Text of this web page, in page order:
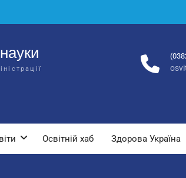
Освітній хаб Здорова Україна